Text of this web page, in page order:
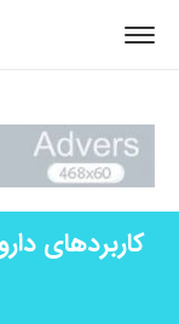
کاربردهای